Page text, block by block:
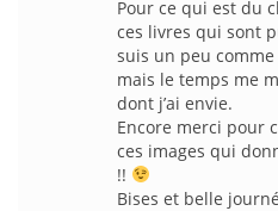
Pour ce qui est du
ces livres qui sont
suis un peu comme
mais le temps me
dont j’ai envie.
Encore merci pour
ces images qui
!!
Bises et belle